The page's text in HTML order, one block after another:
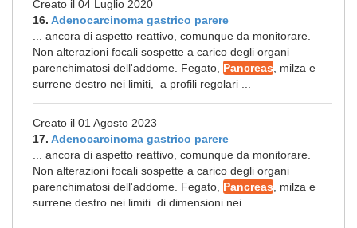
Creato il 04 Luglio 2020
16. Adenocarcinoma gastrico parere
... ancora di aspetto reattivo, comunque da monitorare.
Non alterazioni focali sospette a carico degli organi
parenchimatosi dell'addome. Fegato, Pancreas , milza e
surrene destro nei limiti, a profili regolari ...
Creato il 01 Agosto 2023
17. Adenocarcinoma gastrico parere
... ancora di aspetto reattivo, comunque da monitorare.
Non alterazioni focali sospette a carico degli organi
parenchimatosi dell'addome. Fegato, Pancreas , milza e
surrene destro nei limiti. di dimensioni nei ...